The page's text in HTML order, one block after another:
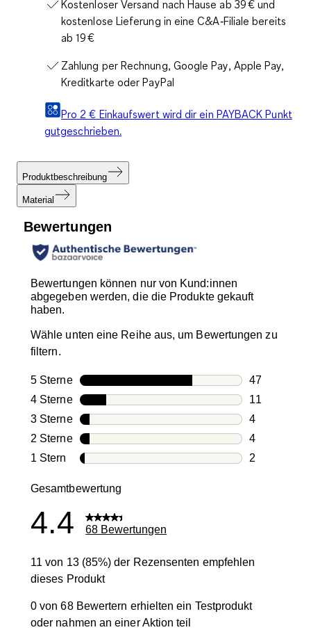
Kostenloser Versand nach Hause ab 39 € und
kostenlose Lieferung in eine C&A‑Filiale bereits
ab 19 €
Zahlung per Rechnung, Google Pay, Apple Pay,
Kreditkarte oder PayPal
Pro 2 € Einkaufswert wird dir ein PAYBACK Punkt
gutgeschrieben.
Produktbeschreibung
Material
Bewertungen
Bewertungen können nur von Kund:innen
abgegeben werden, die die Produkte gekauft
haben.
Wähle unten eine Reihe aus, um Bewertungen zu
filtern.
5 SterneSterne
47
47
4 SterneSterne
11
11
3 SterneSterne
4
4
2 SterneSterne
4
4
1 Stern Sterne
2
Gesamtbewertung
4.4 68 Bewertungen
11 von 13 (85%) der Rezensenten empfehlen
dieses Produkt
0 von 68 Bewertern erhielten ein Testprodukt
oder nahmen an einer Aktion teil